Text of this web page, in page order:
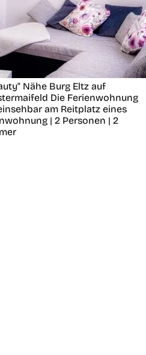
Nähe Burg Eltz auf
Die Ferienwohnung
am Reitplatz eines
| 2 Personen | 2